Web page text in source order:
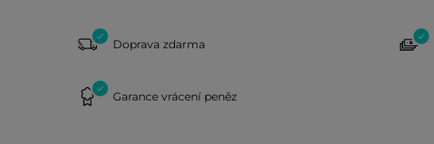
Doprava zdarma
Garance vrácení peněz